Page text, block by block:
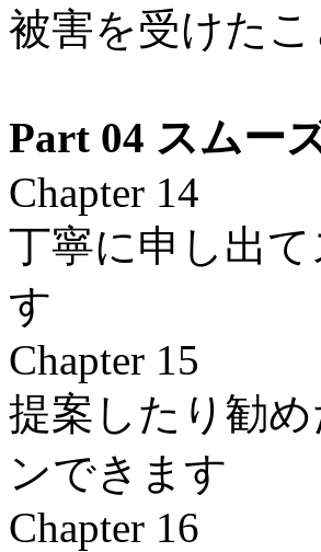
被害を受けた
Part 04 スムー
Chapter 14
丁寧に申し出
す
Chapter 15
提案したり勧
ンできます
Chapter 16